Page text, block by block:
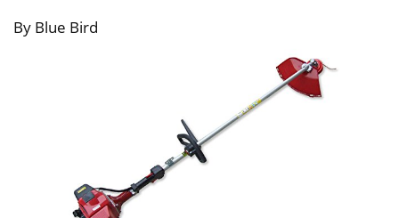
By Blue Bird